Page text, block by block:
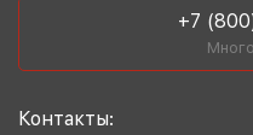
+7
Контакты: